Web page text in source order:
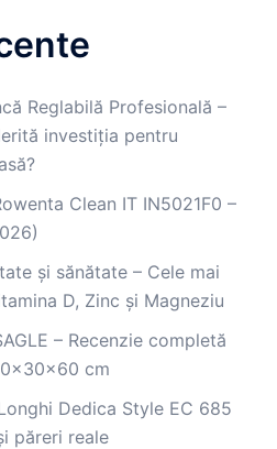
Reglabilă Profesională –
investiția pentru
Clean IT IN5021F0 –
și sănătate – Cele mai
D, Zinc și Magneziu
– Recenzie completă
cm
Dedica Style EC 685
păreri reale